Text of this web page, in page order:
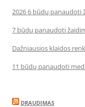
2026 6 būdų panaudoti
7 būdų panaudoti
Dažniausios klaidos
11 būdų panaudoti
DRAUDIMAS